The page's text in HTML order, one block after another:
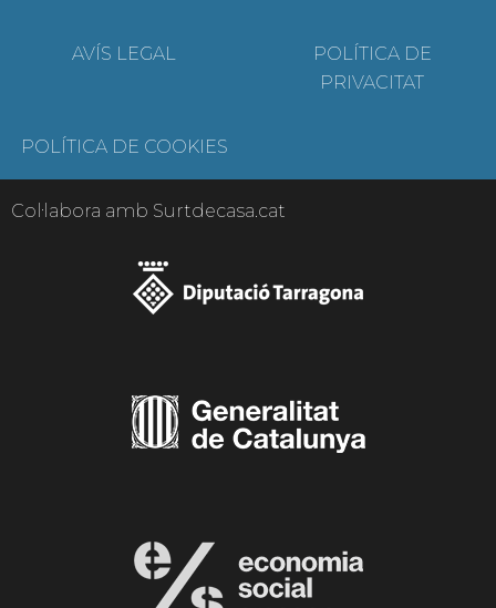
AVÍS LEGAL
POLÍTICA DE
PRIVACITAT
POLÍTICA DE COOKIES
Col·labora amb Surtdecasa.cat